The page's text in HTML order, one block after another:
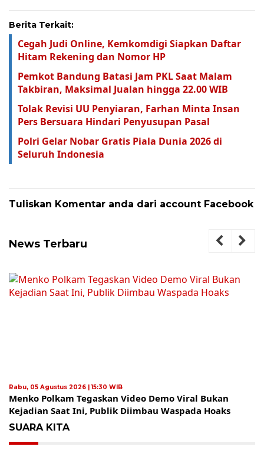
Berita Terkait:
Cegah Judi Online, Kemkomdigi Siapkan Daftar
Hitam Rekening dan Nomor HP
Pemkot Bandung Batasi Jam PKL Saat Malam
Takbiran, Maksimal Jualan hingga 22.00 WIB
Tolak Revisi UU Penyiaran, Farhan Minta Insan
Pers Bersuara Hindari Penyusupan Pasal
Polri Gelar Nobar Gratis Piala Dunia 2026 di
Seluruh Indonesia
Tuliskan Komentar anda dari account Facebook
News Terbaru
Rabu, 05 Agustus 2026 | 15:30 WIB
Menko Polkam Tegaskan Video Demo Viral Bukan
Kejadian Saat Ini, Publik Diimbau Waspada Hoaks
SUARA KITA